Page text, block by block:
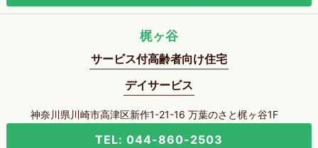
梶ヶ谷
サービス付高齢者向け住宅
デイサービス
神奈川県川崎市高津区新作1-21-16 万葉のさと梶ヶ谷1F
TEL: 044-860-2503